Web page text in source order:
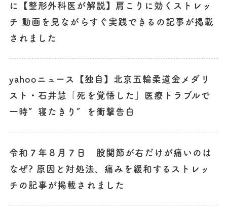
に【整形外科医が解説】肩こりに効くストレッ
チ 動画を見ながらすぐ実践できるの記事が掲載
されました
yahooニュース【独自】北京五輪柔道金メダリ
スト・石井慧「死を覚悟した」医療トラブルで
一時″寝たきり″を衝撃告白
令和７年８月７日 股関節が右だけが痛いのは
なぜ? 原因と対処法、痛みを緩和するストレッ
チの記事が掲載されました